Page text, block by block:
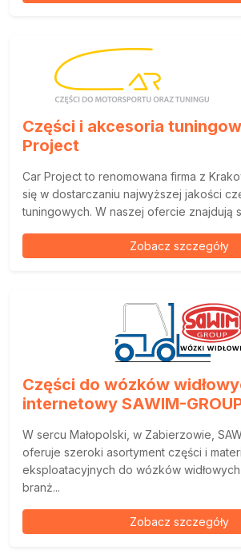
Części i akcesoria
Project
Car Project to renomowana firma z
się w dostarczaniu najwyższej jakości
tuningowych. W naszej ofercie znajdują
Zobacz szczegóły
Części do wózków
internetowy SAWIM-
W sercu Małopolski, w Zabierzowie,
oferuje szeroki asortyment części i
eksploatacyjnych do wózków
branż...
Zobacz szczegóły